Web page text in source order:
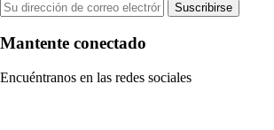
Suscribirse
Mantente conectado
Encuéntranos en las redes sociales